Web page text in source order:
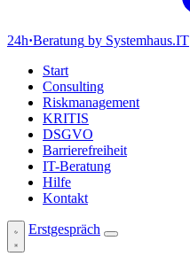
24h·Beratung by Systemhaus.IT
Start
Consulting
Riskmanagement
KRITIS
DSGVO
Barrierefreiheit
IT-Beratung
Hilfe
Kontakt
Erstgespräch